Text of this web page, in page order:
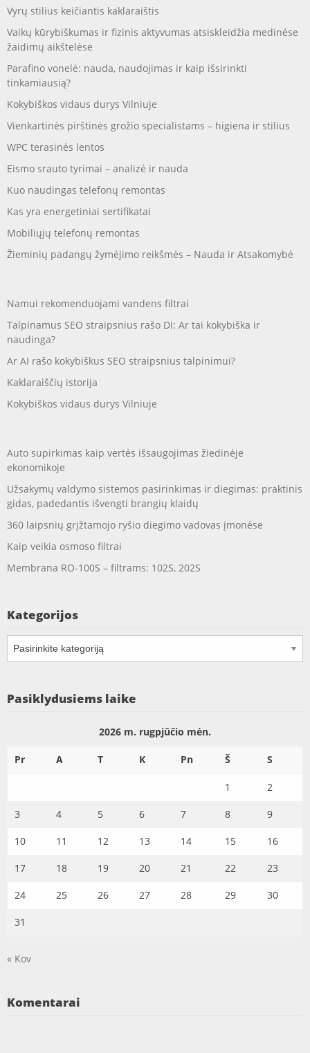
Vyrų stilius keičiantis kaklaraištis
Vaikų kūrybiškumas ir fizinis aktyvumas atsiskleidžia medinėse
žaidimų aikštelėse
Parafino vonelė: nauda, naudojimas ir kaip išsirinkti
tinkamiausią?
Kokybiškos vidaus durys Vilniuje
Vienkartinės pirštinės grožio specialistams – higiena ir stilius
WPC terasinės lentos
Eismo srauto tyrimai – analizė ir nauda
Kuo naudingas telefonų remontas
Kas yra energetiniai sertifikatai
Mobiliųjų telefonų remontas
Žieminių padangų žymėjimo reikšmės – Nauda ir Atsakomybė
Namui rekomenduojami vandens filtrai
Talpinamus SEO straipsnius rašo DI: Ar tai kokybiška ir
naudinga?
Ar AI rašo kokybiškus SEO straipsnius talpinimui?
Kaklaraiščių istorija
Kokybiškos vidaus durys Vilniuje
Auto supirkimas kaip vertės išsaugojimas žiedinėje
ekonomikoje
Užsakymų valdymo sistemos pasirinkimas ir diegimas: praktinis
gidas, padedantis išvengti brangių klaidų
360 laipsnių grįžtamojo ryšio diegimo vadovas įmonėse
Kaip veikia osmoso filtrai
Membrana RO-100S – filtrams: 102S, 202S
Kategorijos
Kategorijos
Pasiklydusiems laike
2026 m. rugpjūčio mėn.
Pr A T K Pn Š S
1 2
3 4 5 6 7 8 9
10 11 12 13 14 15 16
17 18 19 20 21 22 23
24 25 26 27 28 29 30
31
« Kov
Komentarai